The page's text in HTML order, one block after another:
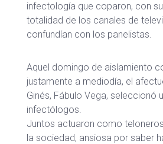
infectología que coparon, con
totalidad de los canales de
confundían con los panelistas.
Aquel domingo de aislamiento
justamente a mediodía, el
Ginés, Fábulo Vega, seleccionó
infectólogos.
Juntos actuaron como
la sociedad, ansiosa por saber